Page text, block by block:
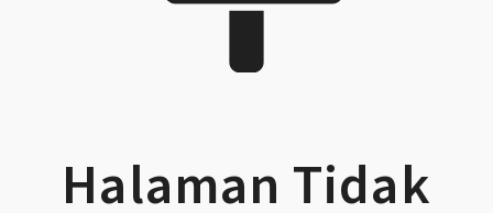
Halaman Tidak